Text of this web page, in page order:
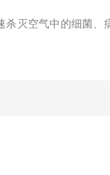
灭空气中的细菌